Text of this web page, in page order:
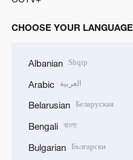
CHOOSE YOUR LANGUAGE
Albanian Shqip
Arabic العربية
Belarusian Беларуская
Bengali বাংলা
Bulgarian Български